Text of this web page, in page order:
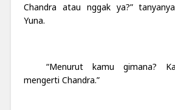
Chandra atau nggak ya?”
Yuna.
“Menurut kamu gimana?
mengerti Chandra.”